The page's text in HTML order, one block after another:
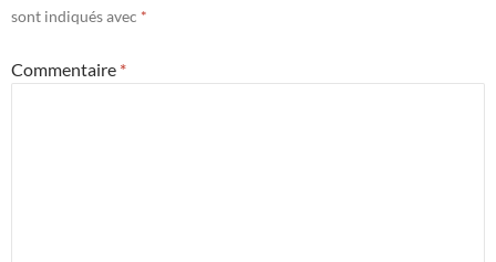
sont indiqués avec *
Commentaire *